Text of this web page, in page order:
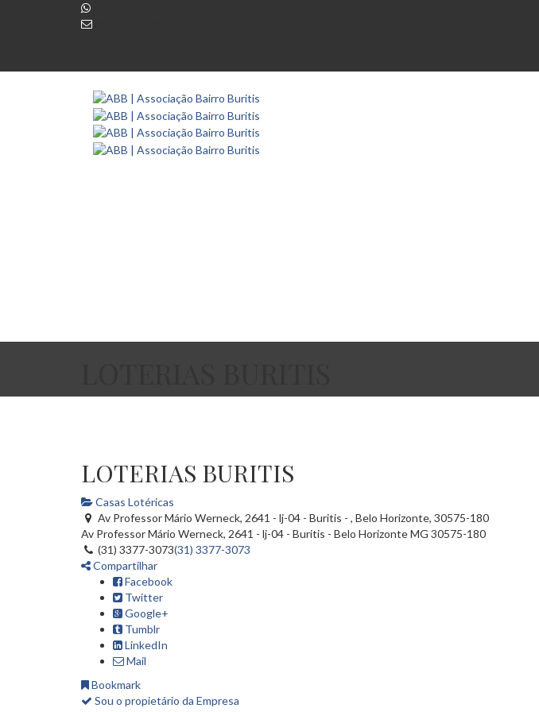
LOTERIAS BURITIS
Casas Lotéricas
Av Professor Mário Werneck, 2641 - lj-04 - Buritis - , Belo Horizonte, 30575-180
Av Professor Mário Werneck, 2641 - lj-04 - Buritis - Belo HorizonteMG 30575-180
(31) 3377-3073(31) 3377-3073
Compartilhar
Facebook
Twitter
Google+
Tumblr
LinkedIn
Mail
Bookmark
Sou o propietário da Empresa